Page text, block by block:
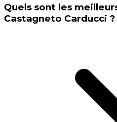
Quels sont les
Castagneto Carducci ?